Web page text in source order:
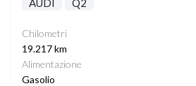
AUDI Q2
Chilometri
19.217 km
Alimentazione
Gasolio